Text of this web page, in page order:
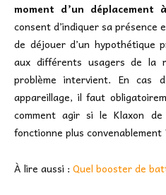
moment d’un
consent d’indiquer sa présence
de déjouer d’un hypothétique
aux différents usagers de la
problème intervient. En cas
appareillage, il faut
comment agir si le Klaxon
fonctionne plus convenablement
À lire aussi : Quel booster de